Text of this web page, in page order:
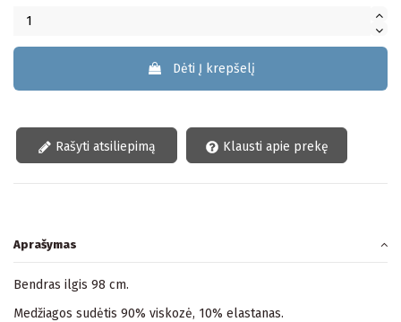
Dėti Į krepšelį
Rašyti atsiliepimą Klausti apie prekę
Aprašymas
Bendras ilgis 98 cm.
Medžiagos sudėtis 90% viskozė, 10% elastanas.